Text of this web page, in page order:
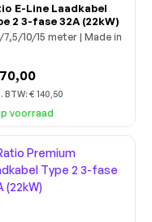
E-Line Laadkabel
2 3-fase 32A (22kW)
10/15 meter | Made in
BTW: € 140,50
voorraad